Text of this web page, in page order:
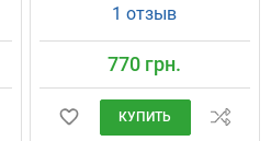
1 отзыв
770 грн.
КУПИТЬ